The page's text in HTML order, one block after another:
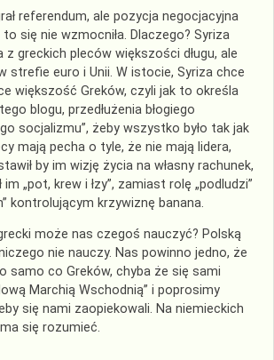
referendum, ale pozycja negocjacyjna
się nie wzmocniła. Dlaczego? Syriza
z greckich pleców większości długu, ale
strefie euro i Unii. W istocie, Syriza chce
większość Greków, czyli jak to określa
blogu, przedłużenia błogiego
socjalizmu”, żeby wszystko było tak jak
mają pecha o tyle, że nie mają lidera,
by im wizję życia na własny rachunek,
im „pot, krew i łzy”, zamiast rolę „podludzi”
kontrolującym krzywiznę banana.
może nas czegoś nauczyć? Polską
nie nauczy. Nas powinno jedno, że
samo co Greków, chyba że się sami
Marchią Wschodnią” i poprosimy
się nami zaopiekowali. Na niemieckich
się rozumieć.